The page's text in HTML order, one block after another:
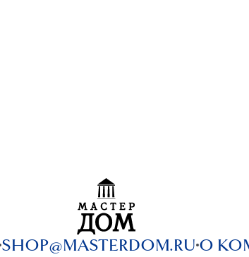
SHOP@MASTERDOM.RUО